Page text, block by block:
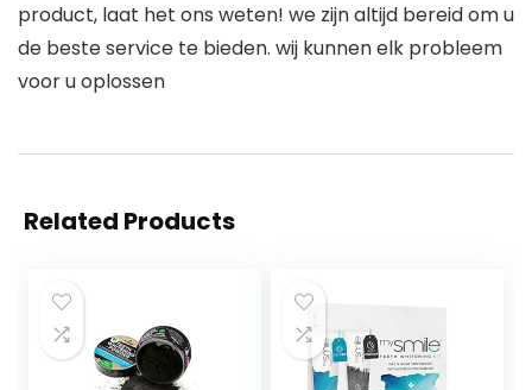
product, laat het ons weten! we zijn altijd bereid om u
de beste service te bieden. wij kunnen elk probleem
voor u oplossen
Related Products